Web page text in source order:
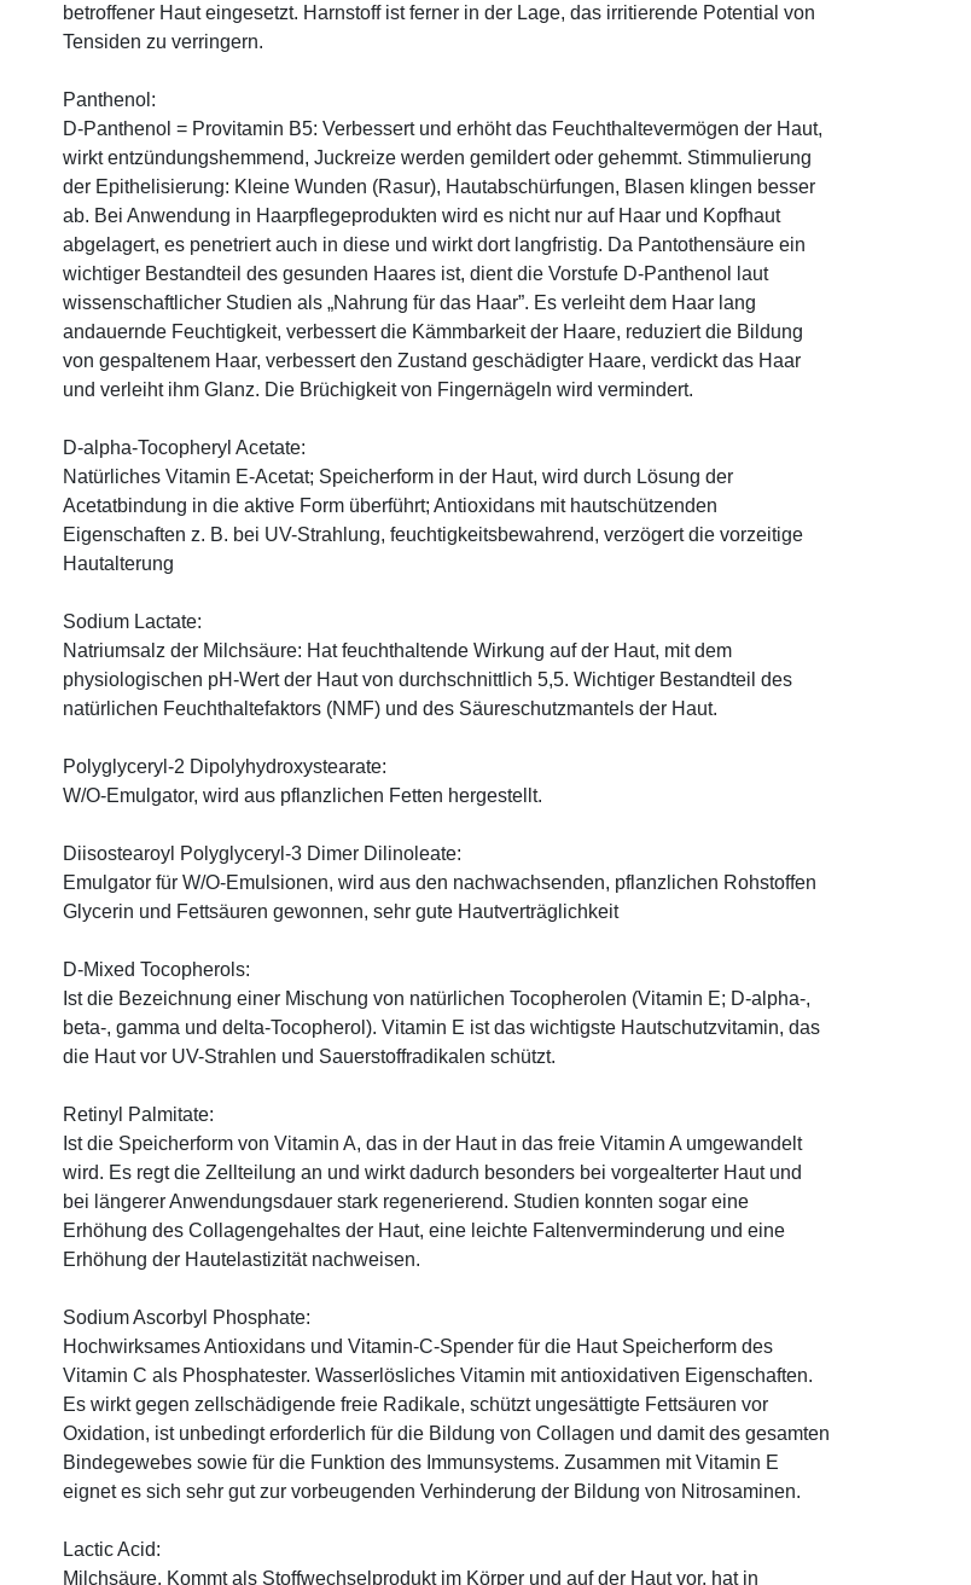
betroffener Haut eingesetzt. Harnstoff ist ferner in der Lage, das irritierende Potential von
Tensiden zu verringern.
Panthenol:
D-Panthenol = Provitamin B5: Verbessert und erhöht das Feuchthaltevermögen der Haut,
wirkt entzündungshemmend, Juckreize werden gemildert oder gehemmt. Stimmulierung
der Epithelisierung: Kleine Wunden (Rasur), Hautabschürfungen, Blasen klingen besser
ab. Bei Anwendung in Haarpflegeprodukten wird es nicht nur auf Haar und Kopfhaut
abgelagert, es penetriert auch in diese und wirkt dort langfristig. Da Pantothensäure ein
wichtiger Bestandteil des gesunden Haares ist, dient die Vorstufe D-Panthenol laut
wissenschaftlicher Studien als „Nahrung für das Haar”. Es verleiht dem Haar lang
andauernde Feuchtigkeit, verbessert die Kämmbarkeit der Haare, reduziert die Bildung
von gespaltenem Haar, verbessert den Zustand geschädigter Haare, verdickt das Haar
und verleiht ihm Glanz. Die Brüchigkeit von Fingernägeln wird vermindert.
D-alpha-Tocopheryl Acetate:
Natürliches Vitamin E-Acetat; Speicherform in der Haut, wird durch Lösung der
Acetatbindung in die aktive Form überführt; Antioxidans mit hautschützenden
Eigenschaften z. B. bei UV-Strahlung, feuchtigkeitsbewahrend, verzögert die vorzeitige
Hautalterung
Sodium Lactate:
Natriumsalz der Milchsäure: Hat feuchthaltende Wirkung auf der Haut, mit dem
physiologischen pH-Wert der Haut von durchschnittlich 5,5. Wichtiger Bestandteil des
natürlichen Feuchthaltefaktors (NMF) und des Säureschutzmantels der Haut.
Polyglyceryl-2 Dipolyhydroxystearate:
W/O-Emulgator, wird aus pflanzlichen Fetten hergestellt.
Diisostearoyl Polyglyceryl-3 Dimer Dilinoleate:
Emulgator für W/O-Emulsionen, wird aus den nachwachsenden, pflanzlichen Rohstoffen
Glycerin und Fettsäuren gewonnen, sehr gute Hautverträglichkeit
D-Mixed Tocopherols:
Ist die Bezeichnung einer Mischung von natürlichen Tocopherolen (Vitamin E; D-alpha-,
beta-, gamma und delta-Tocopherol). Vitamin E ist das wichtigste Hautschutzvitamin, das
die Haut vor UV-Strahlen und Sauerstoffradikalen schützt.
Retinyl Palmitate:
Ist die Speicherform von Vitamin A, das in der Haut in das freie Vitamin A umgewandelt
wird. Es regt die Zellteilung an und wirkt dadurch besonders bei vorgealterter Haut und
bei längerer Anwendungsdauer stark regenerierend. Studien konnten sogar eine
Erhöhung des Collagengehaltes der Haut, eine leichte Faltenverminderung und eine
Erhöhung der Hautelastizität nachweisen.
Sodium Ascorbyl Phosphate:
Hochwirksames Antioxidans und Vitamin-C-Spender für die Haut Speicherform des
Vitamin C als Phosphatester. Wasserlösliches Vitamin mit antioxidativen Eigenschaften.
Es wirkt gegen zellschädigende freie Radikale, schützt ungesättigte Fettsäuren vor
Oxidation, ist unbedingt erforderlich für die Bildung von Collagen und damit des gesamten
Bindegewebes sowie für die Funktion des Immunsystems. Zusammen mit Vitamin E
eignet es sich sehr gut zur vorbeugenden Verhinderung der Bildung von Nitrosaminen.
Lactic Acid:
Milchsäure. Kommt als Stoffwechselprodukt im Körper und auf der Haut vor, hat in